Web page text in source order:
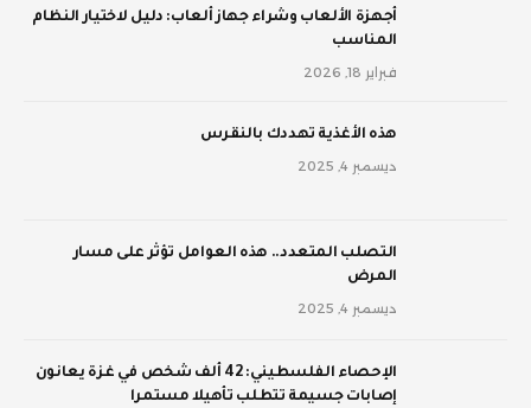
أجهزة الألعاب وشراء جهاز ألعاب: دليل لاختيار النظام
المناسب
فبراير 18, 2026
‫هذه الأغذية تهددك بالنقرس
ديسمبر 4, 2025
‫التصلب المتعدد.. هذه العوامل تؤثر على مسار
المرض
ديسمبر 4, 2025
الإحصاء الفلسطيني: 42 ألف شخص في غزة يعانون
إصابات جسيمة تتطلب تأهيلا مستمرا